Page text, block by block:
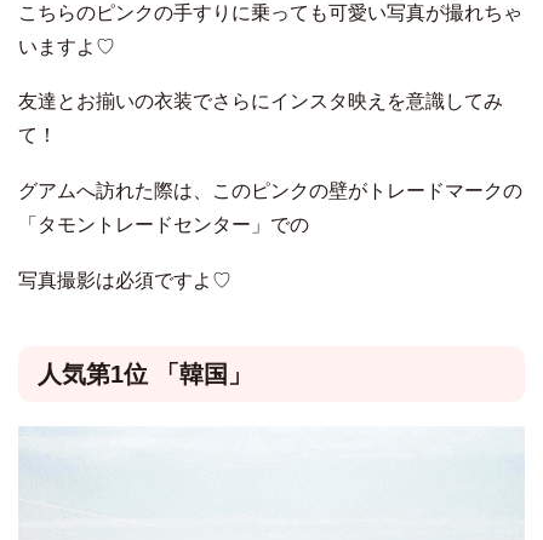
こちらのピンクの手すりに乗っても可愛い写真が撮れちゃ
いますよ♡
友達とお揃いの衣装でさらにインスタ映えを意識してみ
て！
グアムへ訪れた際は、このピンクの壁がトレードマークの
「タモントレードセンター」での
写真撮影は必須ですよ♡
人気第1位 「韓国」